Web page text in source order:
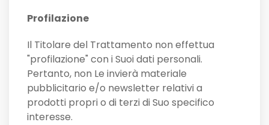
Profilazione
Il Titolare del Trattamento non effettua
"profilazione" con i Suoi dati personali.
Pertanto, non Le invierà materiale
pubblicitario e/o newsletter relativi a
prodotti propri o di terzi di Suo specifico
interesse.